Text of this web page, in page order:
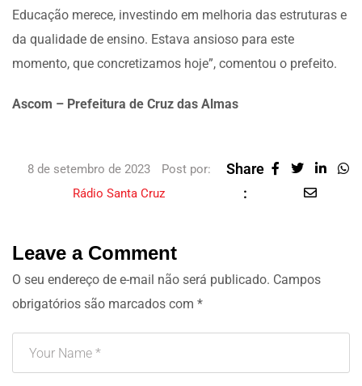
Educação merece, investindo em melhoria das estruturas e
da qualidade de ensino. Estava ansioso para este
momento, que concretizamos hoje”, comentou o prefeito.
Ascom – Prefeitura de Cruz das Almas
8 de setembro de 2023
Post por:
Rádio Santa Cruz
Share
:
Leave a Comment
O seu endereço de e-mail não será publicado. Campos
obrigatórios são marcados com *